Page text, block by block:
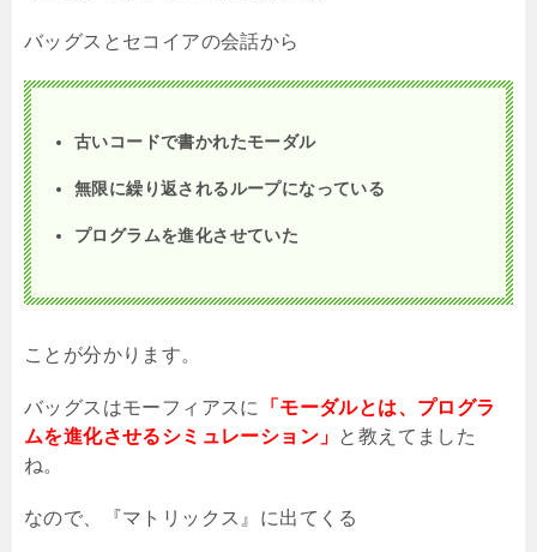
バッグスとセコイアの会話から
古いコードで書かれたモーダル
無限に繰り返されるループになっている
プログラムを進化させていた
ことが分かります。
バッグスはモーフィアスに
「モーダルとは、プログラ
ムを進化させるシミュレーション」 と教えてました
ね。
なので、『マトリックス』に出てくる